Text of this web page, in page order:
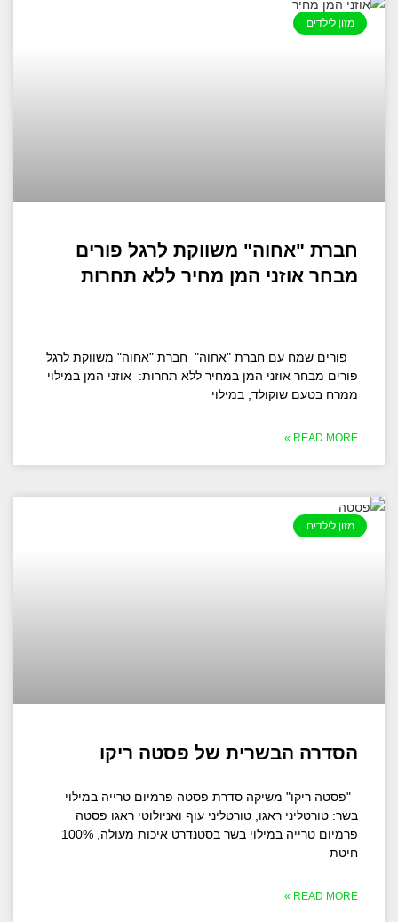
מזון לילדים
חברת "אחוה" משווקת לרגל פורים
מבחר אוזני המן מחיר ללא תחרות
פורים שמח עם חברת "אחוה" חברת "אחוה" משווקת לרגל
פורים מבחר אוזני המן במחיר ללא תחרות: אוזני המן במילוי
ממרח בטעם שוקולד, במילוי
READ MORE »
מזון לילדים
הסדרה הבשרית של פסטה ריקו
"פסטה ריקו" משיקה סדרת פסטה פרמיום טרייה במילוי
בשר: טורטליני ראגו, טורטליני עוף ואניולוטי ראגו פסטה
פרמיום טרייה במילוי בשר בסטנדרט איכות מעולה, 100%
חיטת
READ MORE »